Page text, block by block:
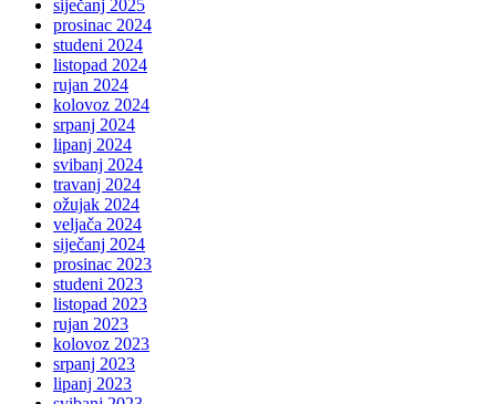
siječanj 2025
prosinac 2024
studeni 2024
listopad 2024
rujan 2024
kolovoz 2024
srpanj 2024
lipanj 2024
svibanj 2024
travanj 2024
ožujak 2024
veljača 2024
siječanj 2024
prosinac 2023
studeni 2023
listopad 2023
rujan 2023
kolovoz 2023
srpanj 2023
lipanj 2023